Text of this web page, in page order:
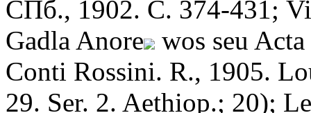
СПб., 1902. С. 374-431;
Gadla Anore
wos seu
Conti Rossini. R., 1905.
29. Ser. 2. Aethiop.; 20);